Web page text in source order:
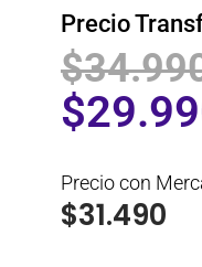
Precio
$
$
Precio con
$31.490